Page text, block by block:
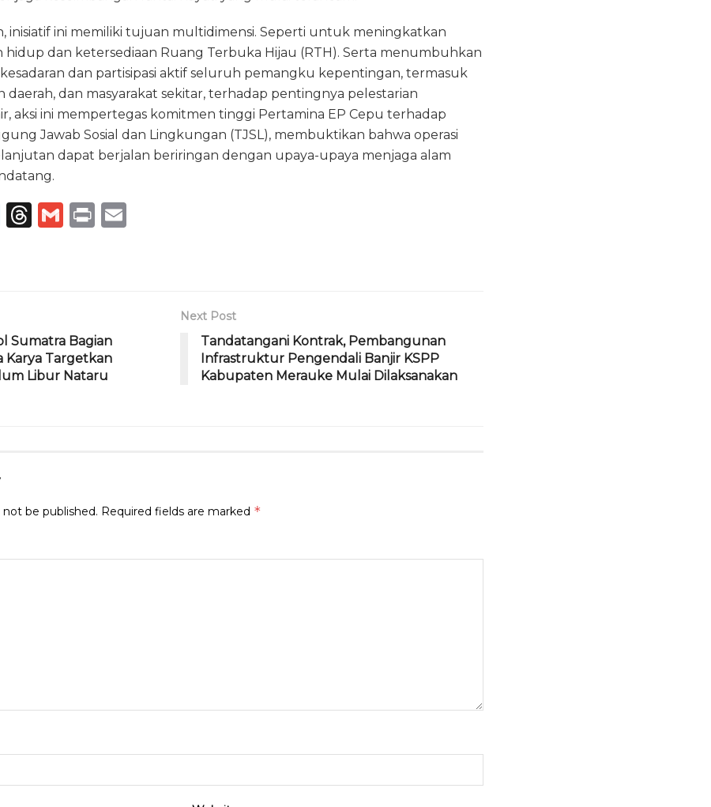
inisiatif ini memiliki tujuan multidimensi. Seperti untuk meningkatkan
hidup dan ketersediaan Ruang Terbuka Hijau (RTH). Serta menumbuhkan
dan partisipasi aktif seluruh pemangku kepentingan, termasuk
daerah, dan masyarakat sekitar, terhadap pentingnya pelestarian
aksi ini mempertegas komitmen tinggi Pertamina EP Cepu terhadap
Jawab Sosial dan Lingkungan (TJSL), membuktikan bahwa operasi
dapat berjalan beriringan dengan upaya-upaya menjaga alam
T
m
T
s
G P
Sumatra Bagian
Karya Targetkan
Libur Nataru
Next Post
Tandatangani Kontrak, Pembangunan
Infrastruktur Pengendali Banjir KSPP
Kabupaten Merauke Mulai Dilaksanakan
not be published. Required fields are marked *